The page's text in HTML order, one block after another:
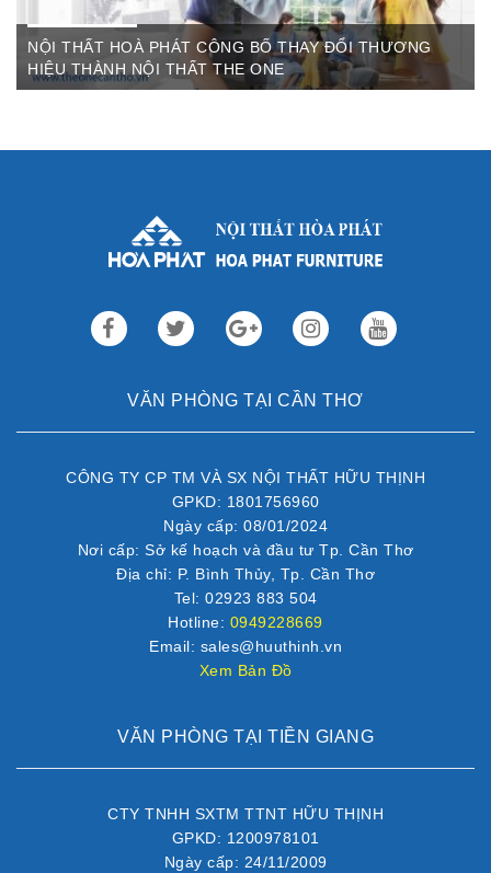
NỘI THẤT HOÀ PHÁT CÔNG BỐ THAY ĐỔI THƯƠNG
HIỆU THÀNH NỘI THẤT THE ONE
VĂN PHÒNG TẠI CẦN THƠ
CÔNG TY CP TM VÀ SX NỘI THẤT HỮU THỊNH
GPKD: 1801756960
Ngày cấp: 08/01/2024
Nơi cấp: Sở kế hoạch và đầu tư Tp. Cần Thơ
Địa chỉ: P. Bình Thủy, Tp. Cần Thơ
Tel: 02923 883 504
Hotline: 0949228669
Email: sales@huuthinh.vn
Xem Bản Đồ
VĂN PHÒNG TẠI TIỀN GIANG
CTY TNHH SXTM TTNT HỮU THỊNH
GPKD: 1200978101
Ngày cấp: 24/11/2009